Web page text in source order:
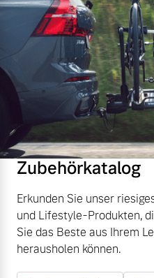
Zubehörkatalog
Erkunden Sie unser
und Lifestyle-Produkten,
Sie das Beste aus Ihrem
herausholen können.